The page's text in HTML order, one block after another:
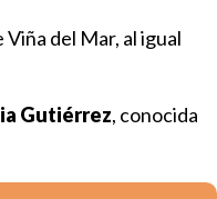
del Mar, al igual
Gutiérrez, conocida